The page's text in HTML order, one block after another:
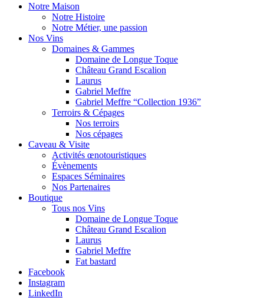
Notre Maison
Notre Histoire
Notre Métier, une passion
Nos Vins
Domaines & Gammes
Domaine de Longue Toque
Château Grand Escalion
Laurus
Gabriel Meffre
Gabriel Meffre “Collection 1936”
Terroirs & Cépages
Nos terroirs
Nos cépages
Caveau & Visite
Activités œnotouristiques
Évènements
Espaces Séminaires
Nos Partenaires
Boutique
Tous nos Vins
Domaine de Longue Toque
Château Grand Escalion
Laurus
Gabriel Meffre
Fat bastard
Facebook
Instagram
LinkedIn